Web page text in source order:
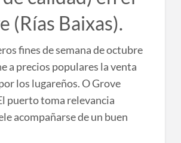
(Rías Baixas).
fines de semana de octubre
a precios populares la venta
los lugareños. O Grove
puerto toma relevancia
acompañarse de un buen